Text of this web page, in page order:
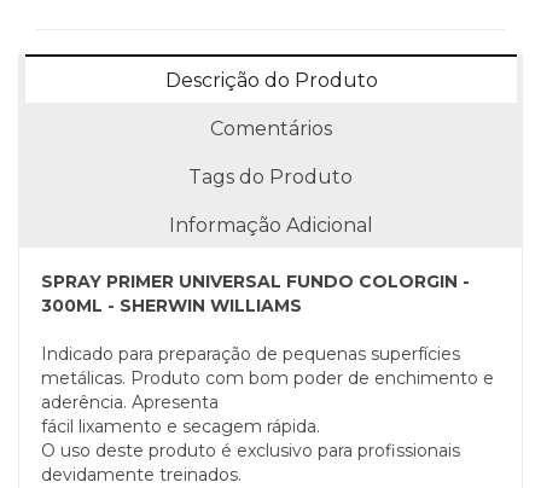
Descrição do Produto
Comentários
Tags do Produto
Informação Adicional
SPRAY PRIMER UNIVERSAL FUNDO COLORGIN -
300ML - SHERWIN WILLIAMS
Indicado para preparação de pequenas superfícies
metálicas. Produto com bom poder de enchimento e
aderência. Apresenta
fácil lixamento e secagem rápida.
O uso deste produto é exclusivo para profissionais
devidamente treinados.